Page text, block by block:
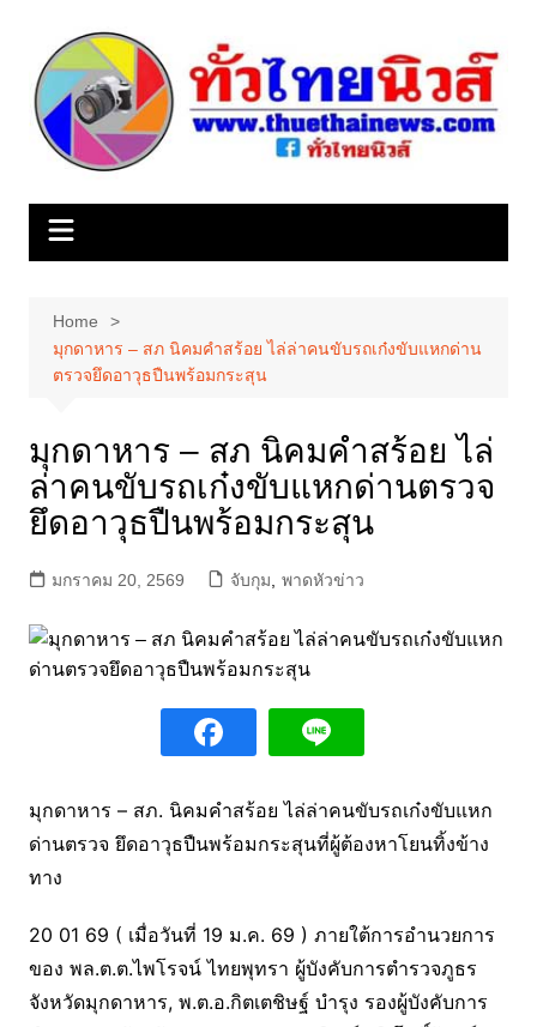
content
Home
มุกดาหาร – สภ นิคมคำสร้อย ไล่ล่าคนขับรถเก๋งขับแหกด่าน
ตรวจยึดอาวุธปืนพร้อมกระสุน
มุกดาหาร – สภ นิคมคำสร้อย ไล่
ล่าคนขับรถเก๋งขับแหกด่านตรวจ
ยึดอาวุธปืนพร้อมกระสุน
มกราคม 20, 2569 จับกุม พาดหัวข่าว
มุกดาหาร – สภ. นิคมคำสร้อย ไล่ล่าคนขับรถเก๋งขับแหก
ด่านตรวจ ยึดอาวุธปืนพร้อมกระสุนที่ผู้ต้องหาโยนทิ้งข้าง
ทาง
20 01 69 ( เมื่อวันที่ 19 ม.ค. 69 ) ภายใต้การอำนวยการ
ของ พล.ต.ต.ไพโรจน์ ไทยพุทรา ผู้บังคับการตำรวจภูธร
จังหวัดมุกดาหาร, พ.ต.อ.กิตเตชิษฐ์ บำรุง รองผู้บังคับการ